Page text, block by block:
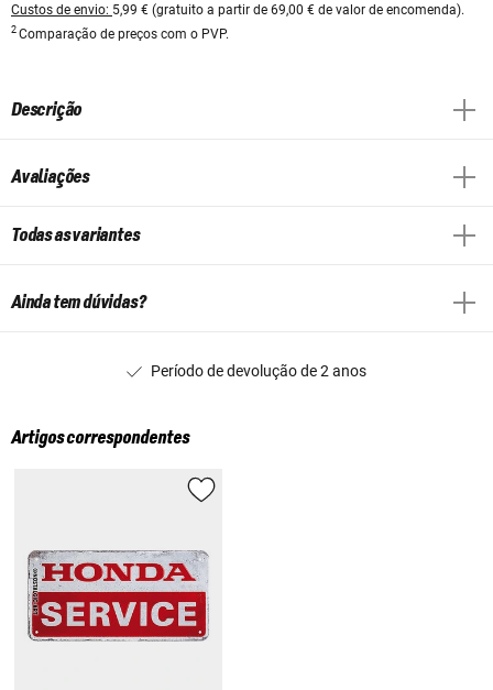
Custos de envio: 5,99 € (gratuito a partir de 69,00 € de valor de encomenda).
2 Comparação de preços com o PVP.
Descrição
Avaliações
Todas as variantes
Ainda tem dúvidas?
Período de devolução de 2 anos
Artigos correspondentes